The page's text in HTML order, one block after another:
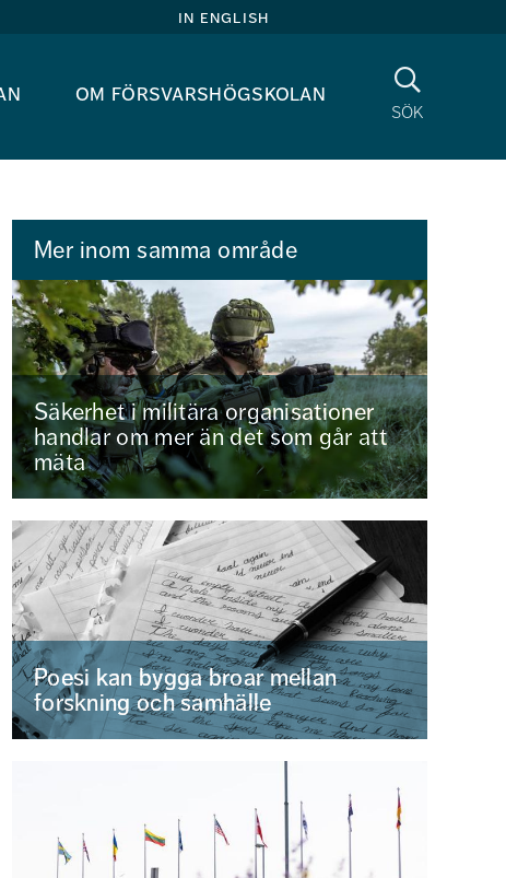
in english
om försvarshögskolan
sök
Sök
Mer inom samma område
Säkerhet i militära organisationer
handlar om mer än det som går att
mäta
Poesi kan bygga broar mellan
forskning och samhälle